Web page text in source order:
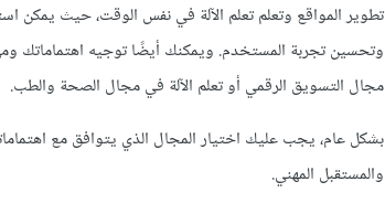
تطوير المواقع وتعلم تعلم الآلة في نفس الوقت، حيث يمكن
وتحسين تجربة المستخدم. ويمكنك أيضًا توجيه اهتماماتك
مجال التسويق الرقمي أو تعلم الآلة في مجال الصحة والطب.
بشكل عام، يجب عليك اختيار المجال الذي يتوافق مع
والمستقبل المهني.